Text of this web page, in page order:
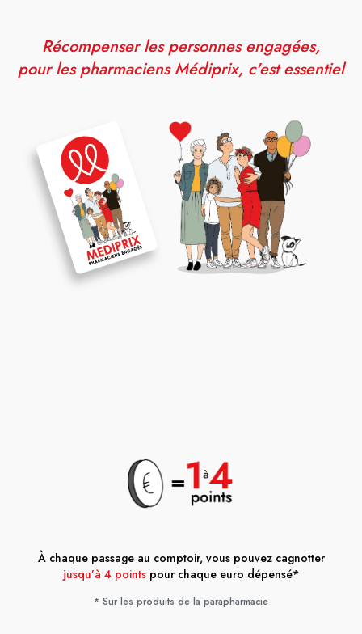
Récompenser les personnes engagées,
pour les pharmaciens Médiprix, c'est essentiel
À chaque passage au comptoir, vous pouvez cagnotter
jusqu’à 4 points pour chaque euro dépensé*
* Sur les produits de la parapharmacie